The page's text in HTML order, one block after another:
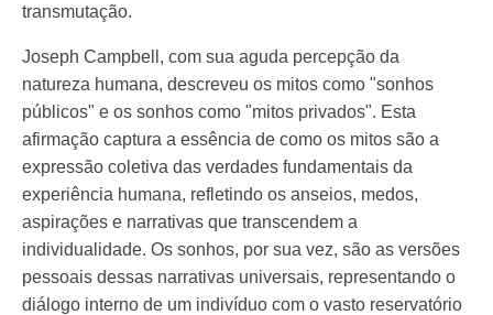
transmutação.
Joseph Campbell, com sua aguda percepção da
natureza humana, descreveu os mitos como "sonhos
públicos" e os sonhos como "mitos privados". Esta
afirmação captura a essência de como os mitos são a
expressão coletiva das verdades fundamentais da
experiência humana, refletindo os anseios, medos,
aspirações e narrativas que transcendem a
individualidade. Os sonhos, por sua vez, são as versões
pessoais dessas narrativas universais, representando o
diálogo interno de um indivíduo com o vasto reservatório